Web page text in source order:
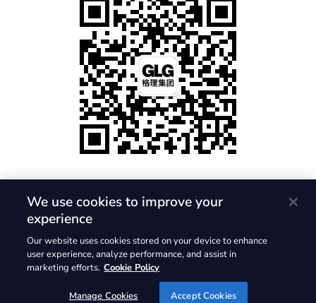
隐私政策
© 2026, Gerson Lehrman Group, Inc. 保留所有权利。GLG 与
GLG 标志是 Gerson Lehrman Group, Inc. 的注册商标
We use cookies to improve your
experience
Our website uses cookies stored on your device to enhance
user experience, analyze performance, and assist in
marketing efforts. Cookie Policy
Manage Cookies Accept Cookies